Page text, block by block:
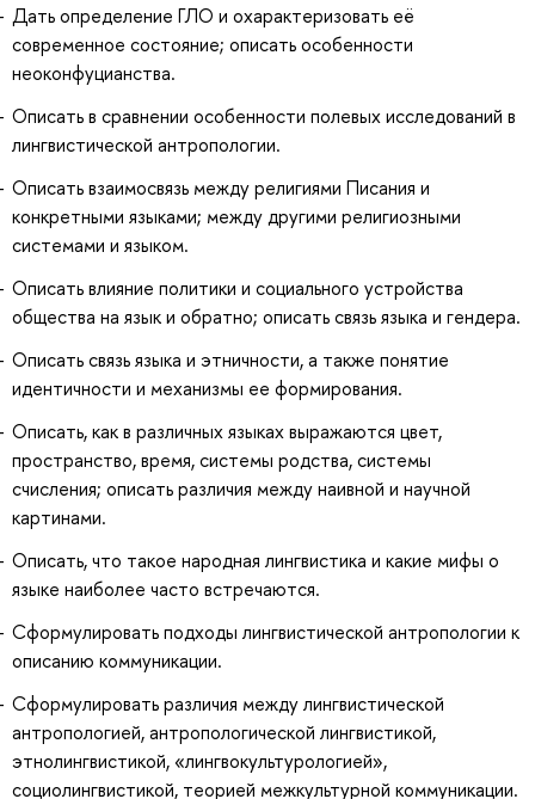
Дать определение ГЛО и охарактеризовать её
современное состояние; описать особенности
неоконфуцианства.
Описать в сравнении особенности полевых исследований в
лингвистической антропологии.
Описать взаимосвязь между религиями Писания и
конкретными языками; между другими религиозными
системами и языком.
Описать влияние политики и социального устройства
общества на язык и обратно; описать связь языка и гендера.
Описать связь языка и этничности, а также понятие
идентичности и механизмы ее формирования.
Описать, как в различных языках выражаются цвет,
пространство, время, системы родства, системы
счисления; описать различия между наивной и научной
картинами.
Описать, что такое народная лингвистика и какие мифы о
языке наиболее часто встречаются.
Сформулировать подходы лингвистической антропологии к
описанию коммуникации.
Сформулировать различия между лингвистической
антропологией, антропологической лингвистикой,
этнолингвистикой, «лингвокультурологией»,
социолингвистикой, теорией межкультурной коммуникации.